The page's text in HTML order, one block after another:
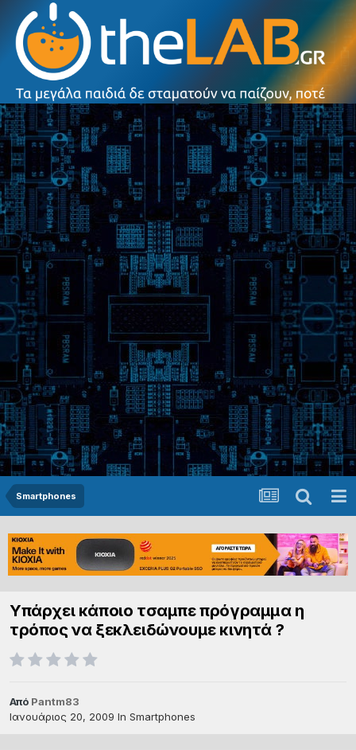
Smartphones
Υπάρχει κάποιο τσαμπε πρόγραμμα η
τρόπος να ξεκλειδώνουμε κινητά ?
Από Pantm83
Ιανουάριος 20, 2009 In Smartphones